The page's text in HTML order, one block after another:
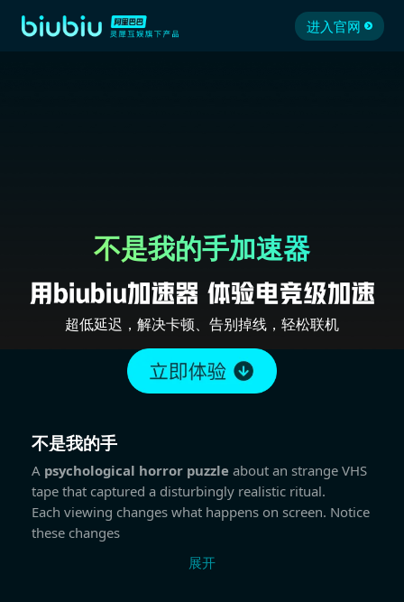
进入官网
不是我的手加速器
超低延迟，解决卡顿、告别掉线，轻松联机
不是我的手
A psychological horror puzzle about an strange VHS
tape that captured a disturbingly realistic ritual.
Each viewing changes what happens on screen. Notice
these changes
展开